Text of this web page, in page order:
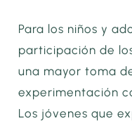
Para los niños y
participación de
una mayor toma
experimentación
Los jóvenes que